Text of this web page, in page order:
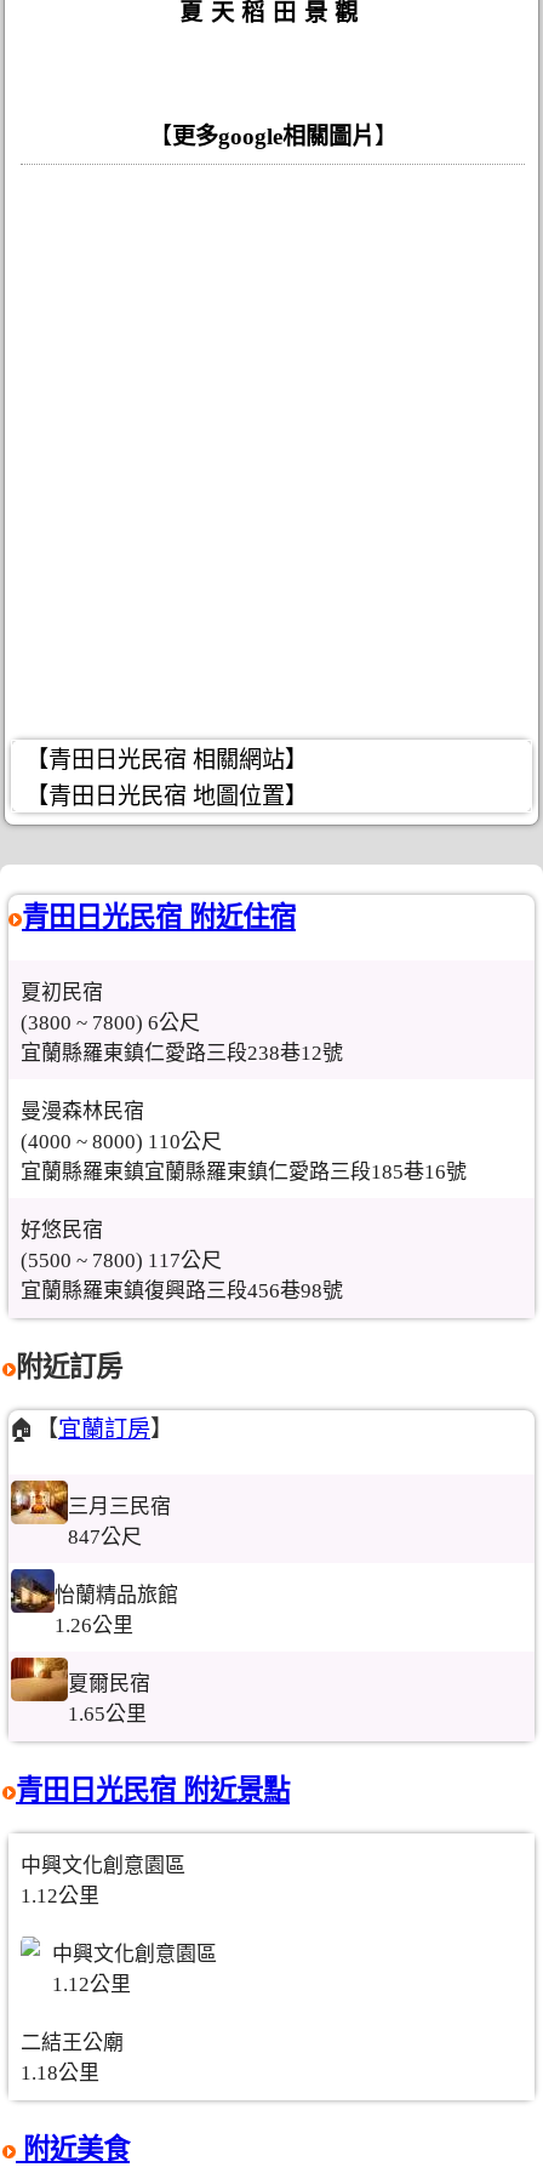
夏天稻田景觀
【更多google相關圖片】
【青田日光民宿 相關網站】
【青田日光民宿 地圖位置】
青田日光民宿 附近住宿
夏初民宿
(3800 ~ 7800) 6公尺
宜蘭縣羅東鎮仁愛路三段238巷12號
曼漫森林民宿
(4000 ~ 8000) 110公尺
宜蘭縣羅東鎮宜蘭縣羅東鎮仁愛路三段185巷16號
好悠民宿
(5500 ~ 7800) 117公尺
宜蘭縣羅東鎮復興路三段456巷98號
附近訂房
🏠【宜蘭訂房】
三月三民宿
847公尺
怡蘭精品旅館
1.26公里
夏爾民宿
1.65公里
青田日光民宿 附近景點
中興文化創意園區
1.12公里
中興文化創意園區
1.12公里
二結王公廟
1.18公里
附近美食